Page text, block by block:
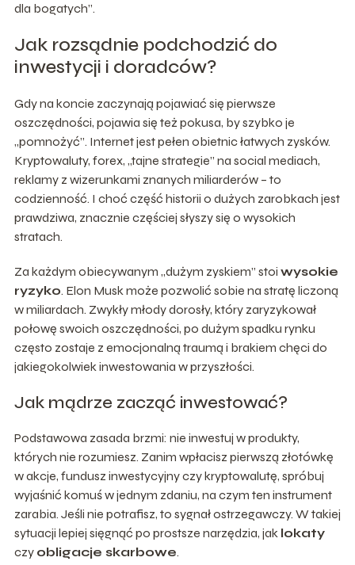
dla bogatych”.
Jak rozsądnie podchodzić do
inwestycji i doradców?
Gdy na koncie zaczynają pojawiać się pierwsze
oszczędności, pojawia się też pokusa, by szybko je
„pomnożyć”. Internet jest pełen obietnic łatwych zysków.
Kryptowaluty, forex, „tajne strategie” na social mediach,
reklamy z wizerunkami znanych miliarderów – to
codzienność. I choć część historii o dużych zarobkach jest
prawdziwa, znacznie częściej słyszy się o wysokich
stratach.
Za każdym obiecywanym „dużym zyskiem” stoi wysokie
ryzyko. Elon Musk może pozwolić sobie na stratę liczoną
w miliardach. Zwykły młody dorosły, który zaryzykował
połowę swoich oszczędności, po dużym spadku rynku
często zostaje z emocjonalną traumą i brakiem chęci do
jakiegokolwiek inwestowania w przyszłości.
Jak mądrze zacząć inwestować?
Podstawowa zasada brzmi: nie inwestuj w produkty,
których nie rozumiesz. Zanim wpłacisz pierwszą złotówkę
w akcje, fundusz inwestycyjny czy kryptowalutę, spróbuj
wyjaśnić komuś w jednym zdaniu, na czym ten instrument
zarabia. Jeśli nie potrafisz, to sygnał ostrzegawczy. W takiej
sytuacji lepiej sięgnąć po prostsze narzędzia, jak lokaty
czy obligacje skarbowe.